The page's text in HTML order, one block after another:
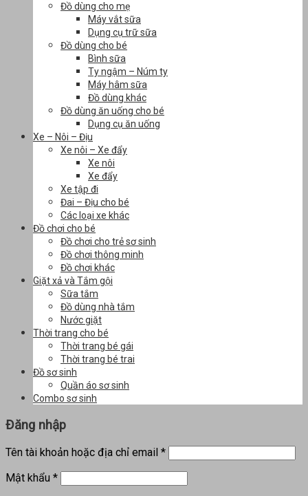
Đồ dùng cho mẹ
Máy vắt sữa
Dụng cụ trữ sữa
Đồ dùng cho bé
Bình sữa
Ty ngậm – Núm ty
Máy hâm sữa
Đồ dùng khác
Đồ dùng ăn uống cho bé
Dụng cụ ăn uống
Xe – Nôi – Địu
Xe nôi – Xe đẩy
Xe nôi
Xe đẩy
Xe tập đi
Đai – Địu cho bé
Các loại xe khác
Đồ chơi cho bé
Đồ chơi cho trẻ sơ sinh
Đồ chơi thông minh
Đồ chơi khác
Giặt xả và Tắm gội
Sữa tắm
Đồ dùng nhà tắm
Nước giặt
Thời trang cho bé
Thời trang bé gái
Thời trang bé trai
Đồ sơ sinh
Quần áo sơ sinh
Combo sơ sinh
Đăng nhập
Tên tài khoản hoặc địa chỉ email *
Mật khẩu *